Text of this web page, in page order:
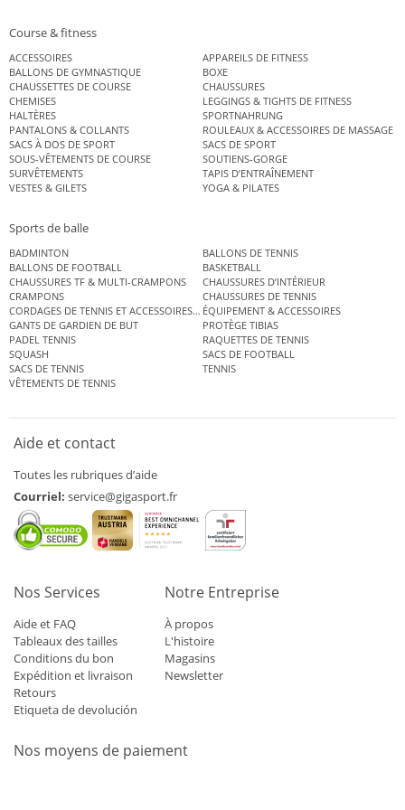
Course & fitness
ACCESSOIRES
APPAREILS DE FITNESS
BALLONS DE GYMNASTIQUE
BOXE
CHAUSSETTES DE COURSE
CHAUSSURES
CHEMISES
LEGGINGS & TIGHTS DE FITNESS
HALTÈRES
SPORTNAHRUNG
PANTALONS & COLLANTS
ROULEAUX & ACCESSOIRES DE MASSAGE
SACS À DOS DE SPORT
SACS DE SPORT
SOUS-VÊTEMENTS DE COURSE
SOUTIENS-GORGE
SURVÊTEMENTS
TAPIS D’ENTRAÎNEMENT
VESTES & GILETS
YOGA & PILATES
Sports de balle
BADMINTON
BALLONS DE TENNIS
BALLONS DE FOOTBALL
BASKETBALL
CHAUSSURES TF & MULTI-CRAMPONS
CHAUSSURES D’INTÉRIEUR
CRAMPONS
CHAUSSURES DE TENNIS
CORDAGES DE TENNIS ET ACCESSOIRES DE TENNISÉQUIPEMENT & ACCESSOIRES
GANTS DE GARDIEN DE BUT
PROTÈGE TIBIAS
PADEL TENNIS
RAQUETTES DE TENNIS
SQUASH
SACS DE FOOTBALL
SACS DE TENNIS
TENNIS
VÊTEMENTS DE TENNIS
Aide et contact
Toutes les rubriques d’aide
Courriel: service@gigasport.fr
Nos Services
Aide et FAQ
Tableaux des tailles
Conditions du bon
Expédition et livraison
Retours
Etiqueta de devolución
Notre Entreprise
À propos
L'histoire
Magasins
Newsletter
Nos moyens de paiement